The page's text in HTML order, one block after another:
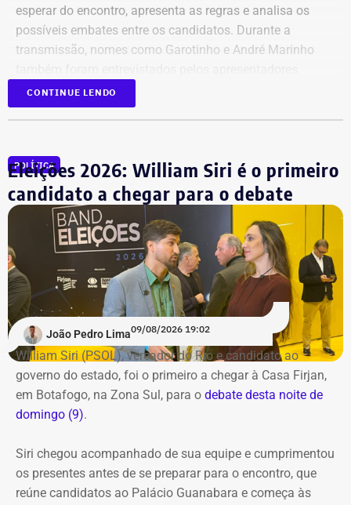
esperar do encontro, apresenta as regras e analisa os
possíveis embates entre os candidatos. Durante a
transmissão, nomes como Garotinho e André Marinho
Acompanhe a cobertura especial pelo YouTube e
CONTINUE LENDO
POLÍTICA
Eleições 2026: William Siri é o primeiro
candidato a chegar para o debate
João Pedro Lima09/08/2026 19:02
William Siri (PSOL), vereador do Rio e candidato ao
governo do estado, foi o primeiro a chegar à Casa Firjan,
em Botafogo, na Zona Sul, para o debate desta noite de
domingo (9).
Siri chegou acompanhado de sua equipe e cumprimentou
os presentes antes de se preparar para o encontro, que
reúne candidatos ao Palácio Guanabara e começa às